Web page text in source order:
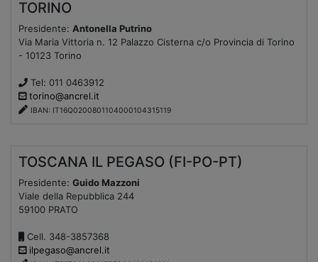
TORINO
Presidente: Antonella Putrino
Via Maria Vittoria n. 12 Palazzo Cisterna c/o Provincia di Torino
- 10123 Torino
Tel: 011 0463912
torino@ancrel.it
IBAN: IT16Q0200801104000104315119
TOSCANA IL PEGASO (FI-PO-PT)
Presidente: Guido Mazzoni
Viale della Repubblica 244
59100 PRATO
Cell. 348-3857368
ilpegaso@ancrel.it